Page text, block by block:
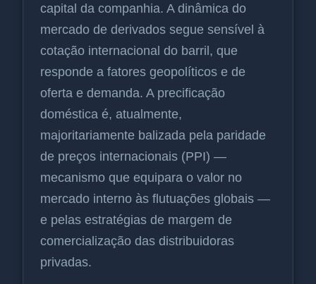
capital da companhia. A dinâmica do
mercado de derivados segue sensível à
cotação internacional do barril, que
responde a fatores geopolíticos e de
oferta e demanda. A precificação
doméstica é, atualmente,
majoritariamente balizada pela paridade
de preços internacionais (PPI) —
mecanismo que equipara o valor no
mercado interno às flutuações globais —
e pelas estratégias de margem de
comercialização das distribuidoras
privadas.